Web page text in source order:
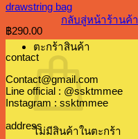
กลับสู่หน้าร้านค้า
ตะกร้าสินค้า
ไม่มีสินค้าในตะกร้า
drawstring bag
฿290.00
contact
Contact@gmail.com
Line official : @ssktmmee
Instagram : ssktmmee
address